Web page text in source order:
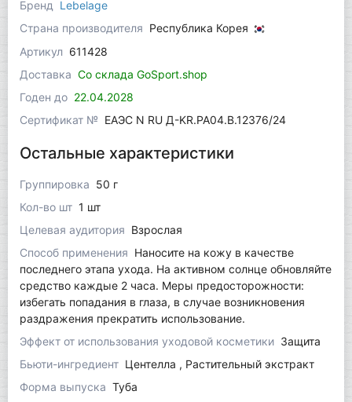
Бренд
Lebelage
Страна производителя Республика Корея
Артикул 611428
Доставка Со склада GoSport.shop
Годен до 22.04.2028
Сертификат № ЕАЭС N RU Д-KR.РА04.В.12376/24
Остальные характеристики
Группировка 50 г
Кол-во шт 1 шт
Целевая аудитория Взрослая
Способ применения Наносите на кожу в качестве
последнего этапа ухода. На активном солнце обновляйте
средство каждые 2 часа. Меры предосторожности:
избегать попадания в глаза, в случае возникновения
раздражения прекратить использование.
Эффект от использования уходовой косметики Защита
Бьюти-ингредиент Центелла , Растительный экстракт
Форма выпуска Туба